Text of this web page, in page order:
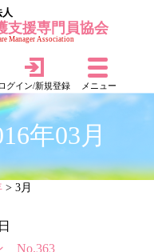
支援専門員協会
Manager Association
ログイン/新規登録 メニュー
年03月
> 3月
No.363